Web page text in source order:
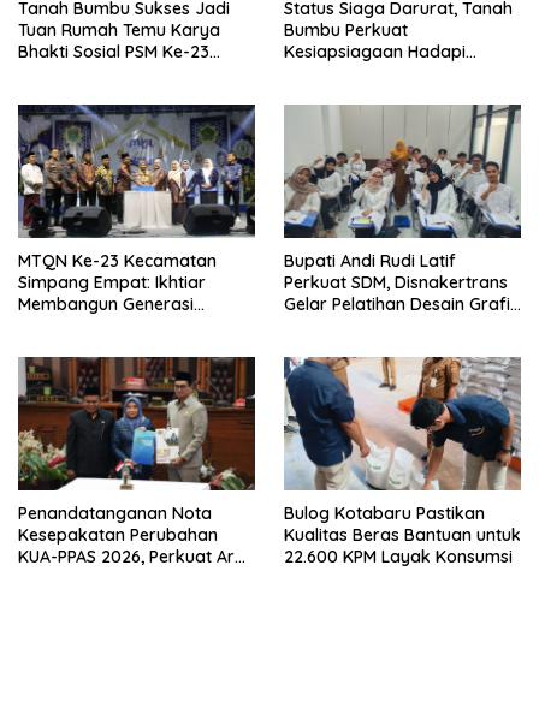
Tanah Bumbu Sukses Jadi
Tuan Rumah Temu Karya
Bhakti Sosial PSM Ke-23
Status Siaga Darurat, Tanah
Bumbu Perkuat
Kesiapsiagaan Hadapi
MTQN Ke-23 Kecamatan
Simpang Empat: Ikhtiar
Membangun Generasi
Bupati Andi Rudi Latif
Perkuat SDM, Disnakertrans
Gelar Pelatihan Desain Grafis
Penandatanganan Nota
Kesepakatan Perubahan
KUA-PPAS 2026, Perkuat Arah
Bulog Kotabaru Pastikan
Kualitas Beras Bantuan untuk
22.600 KPM Layak Konsumsi